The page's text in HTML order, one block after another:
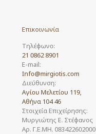
Επικοινωνία
Τηλέφωνο:
21 0862 8901
E-mail:
Info@mirgiotis.com
Διεύθυνση:
Αγίου Μελετίου 119,
Αθήνα 104 46
Στοιχεία Επιχείρησης:
Μυργιώτης Ε. Στέφανος
Αρ. Γ.Ε.ΜΗ. 083422602000